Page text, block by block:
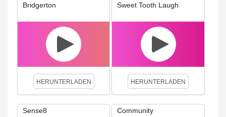
Bridgerton
HERUNTERLADEN
Sweet Tooth Laugh
HERUNTERLADEN
Sense8 Community